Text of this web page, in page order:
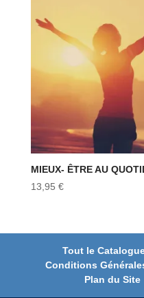
MIEUX- ÊTRE AU
13,95 €
Tout le
Conditions
Plan du Site